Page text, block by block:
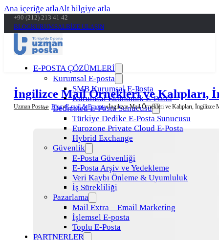
Ana içeriğe atlaAlt bilgiye atla
+90 (212) 213 41 42
BLOGKURUMSALBİZE ULAŞIN
E-POSTA ÇÖZÜMLERİ
Kurumsal E-posta
SMB Kurumsal E-Posta
Kurumsal Ekonomik E-Posta
Dedicated E-Posta Sunucusu
Türkiye Dedike E-Posta Sunucusu
Eurozone Private Cloud E-Posta
Hybrid Exchange
Güvenlik
E-Posta Güvenliği
E-Posta Arşiv ve Yedekleme
Veri Kaybı Önleme & Uyumluluk
İş Sürekliliği
Pazarlama
Mail Extra – Email Marketing
İşlemsel E-posta
Toplu E-Posta
PARTNERLER
İngilizce Mail Örnekleri ve Kalıpları,
Uzman Posta » Blog E-mail & E-posta İngilizce Mail Örnekleri ve Kalıpları, İngilizce